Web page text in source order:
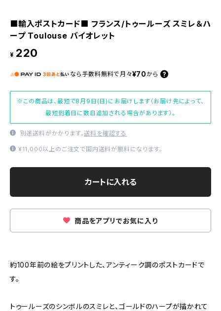
■輸入ポストカード■ フランス/トゥールーズ スミレ＆ハ
ープ Toulouse バイオレット
¥ 220
なら 手数料無料で 月々¥70 から
※この商品は、最短で8月9日(日)にお届けします（お届け先によって、
最短到着日に数日追加される場合があります）。
別途送料がかかります。送料を確認する
¥11,000以上のご注文で国内送料が無料になります。
カートに入れる
商品をアプリでお気に入り
約100年前の絵をプリントした、アンティーク調のポストカードで
す。
トゥールーズのシンボルのスミレと、ゴールドのハープが描かれて